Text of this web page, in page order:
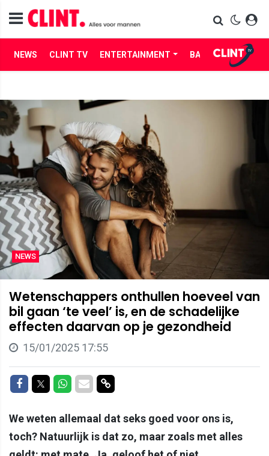
NEWS CLINT TV ENTERTAINMENT BABES LIFE
NEWS
Wetenschappers onthullen hoeveel van
bil gaan ‘te veel’ is, en de schadelijke
effecten daarvan op je gezondheid
15/01/2025 17:55
Delen op Facebook
Delen op Twitter
Delen op Whatsapp
Delen via Mail
Delen via link
We weten allemaal dat seks goed voor ons is,
toch? Natuurlijk is dat zo, maar zoals met alles